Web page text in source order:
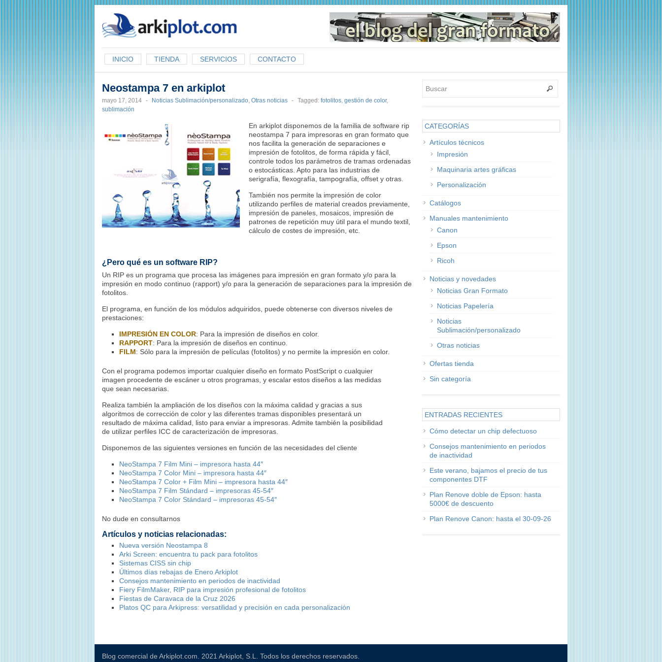
INICIO TIENDA SERVICIOS CONTACTO
Neostampa 7 en arkiplot
mayo 17, 2014 - Noticias Sublimación/personalizado, Otras noticias - Tagged: fotolitos, gestión de color,
sublimación
En arkiplot disponemos de la familia de software rip
neostampa 7 para impresoras en gran formato que
nos facilita la generación de separaciones e
impresión de fotolitos, de forma rápida y fácil,
controle todos los parámetros de tramas ordenadas
o estocásticas. Apto para las industrias de
serigrafía, flexografía, tampografía, offset y otras.
También nos permite la impresión de color
utilizando perfiles de material creados previamente,
impresión de paneles, mosaicos, impresión de
patrones de repetición muy útil para el mundo textil,
cálculo de costes de impresión, etc.
¿Pero qué es un software RIP?
Un RIP es un programa que procesa las imágenes para impresión en gran formato y/o para la
impresión en modo continuo (rapport) y/o para la generación de separaciones para la impresión de
fotolitos.
El programa, en función de los módulos adquiridos, puede obtenerse con diversos niveles de
prestaciones:
IMPRESIÓN EN COLOR: Para la impresión de diseños en color.
RAPPORT: Para la impresión de diseños en continuo.
FILM: Sólo para la impresión de películas (fotolitos) y no permite la impresión en color.
Con el programa podemos importar cualquier diseño en formato PostScript o cualquier
imagen procedente de escáner u otros programas, y escalar estos diseños a las medidas
que sean necesarias.
Realiza también la ampliación de los diseños con la máxima calidad y gracias a sus
algoritmos de corrección de color y las diferentes tramas disponibles presentará un
resultado de máxima calidad, listo para enviar a impresoras. Admite también la posibilidad
de utilizar perfiles ICC de caracterización de impresoras.
Disponemos de las siguientes versiones en función de las necesidades del cliente
NeoStampa 7 Film Mini – impresora hasta 44″
NeoStampa 7 Color Mini – impresora hasta 44″
NeoStampa 7 Color + Film Mini – impresora hasta 44″
NeoStampa 7 Film Stándard – impresoras 45-54″
NeoStampa 7 Color Stándard – impresoras 45-54″
No dude en consultarnos
Artículos y noticias relacionadas:
Nueva versión Neostampa 8
Arki Screen: encuentra tu pack para fotolitos
Sistemas CISS sin chip
Últimos días rebajas de Enero Arkiplot
Consejos mantenimiento en periodos de inactividad
Fiery FilmMaker, RIP para impresión profesional de fotolitos
Fiestas de Caravaca de la Cruz 2026
Platos QC para Arkipress: versatilidad y precisión en cada personalización
CATEGORÍAS
Artículos técnicos
Impresión
Maquinaria artes gráficas
Personalización
Catálogos
Manuales mantenimiento
Canon
Epson
Ricoh
Noticias y novedades
Noticias Gran Formato
Noticias Papelería
Noticias
Sublimación/personalizado
Otras noticias
Ofertas tienda
Sin categoría
ENTRADAS RECIENTES
Cómo detectar un chip defectuoso
Consejos mantenimiento en periodos
de inactividad
Este verano, bajamos el precio de tus
componentes DTF
Plan Renove doble de Epson: hasta
5000€ de descuento
Plan Renove Canon: hasta el 30-09-26
Blog comercial de Arkiplot.com. 2021 Arkiplot, S.L. Todos los derechos reservados.